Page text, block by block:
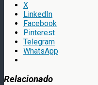
X
LinkedIn
Facebook
Pinterest
Telegram
WhatsApp
Relacionado